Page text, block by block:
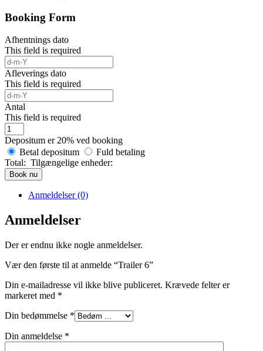
Booking Form
Afhentnings dato
This field is required
Afleverings dato
This field is required
Antal
This field is required
Depositum er 20% ved booking
Betal depositum
Fuld betaling
Total: Tilgængelige enheder:
Book nu
Anmeldelser (0)
Anmeldelser
Der er endnu ikke nogle anmeldelser.
Vær den første til at anmelde “Trailer 6”
Din e-mailadresse vil ikke blive publiceret. Krævede felter er
markeret med *
Din bedømmelse *
Din anmeldelse *